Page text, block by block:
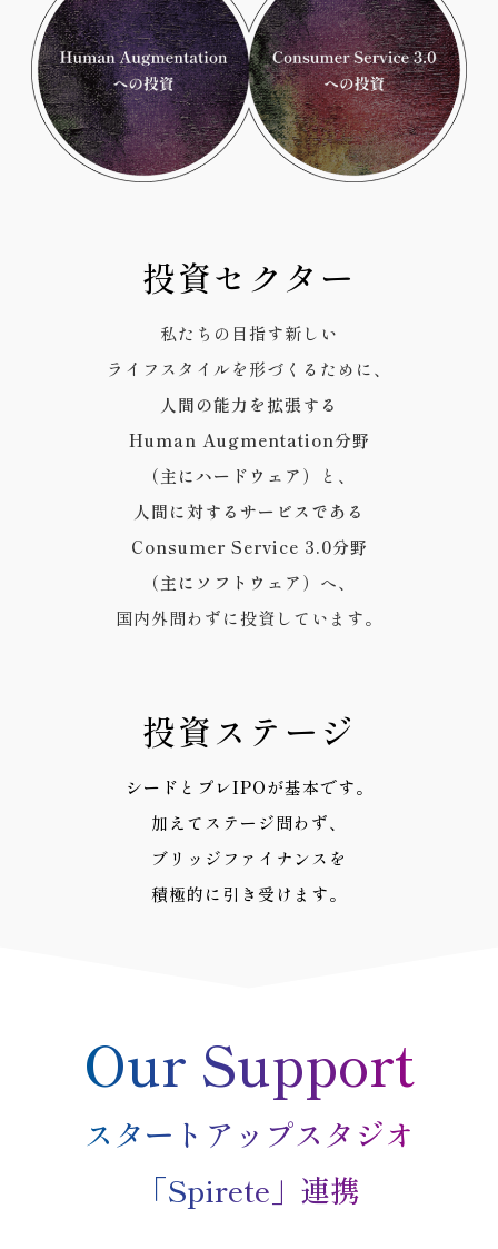
投資セクター
私たちの目指す新しい
ライフスタイルを形づくるために、
人間の能力を拡張する
Human Augmentation分野
（主にハードウェア）
と、
人間に対するサービスである
Consumer Service 3.0分野
（主にソフトウェア） へ、
国内外問わずに投資しています。
投資ステージ
シード と プレIPOが基本です。
加えてステージ問わず、
ブリッジファイナンスを
積極的に引き受けます。
Our Support
スタートアップスタジオ
「Spirete」連携